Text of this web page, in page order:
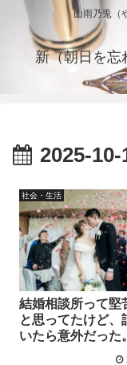
山雨乃兎（
新（朝日を忘
2025-10-
社会・生活
結婚相談所って堅
と思ってたけど、
いたら意外だった